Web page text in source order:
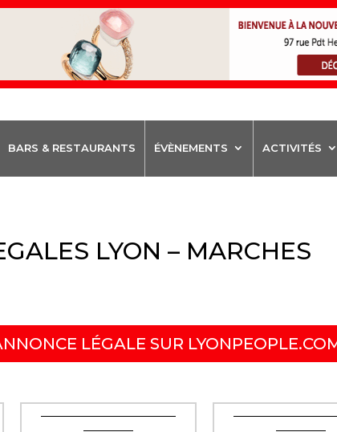
BARS & RESTAURANTS ÉVÈNEMENTS ACTIVITÉS
LYON – MARCHES
LÉGALE SUR